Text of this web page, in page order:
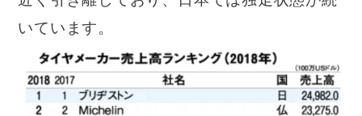
いています。